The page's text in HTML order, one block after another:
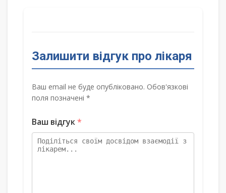
Залишити відгук про лікаря
Ваш email не буде опубліковано. Обов'язкові
поля позначені *
Ваш відгук*